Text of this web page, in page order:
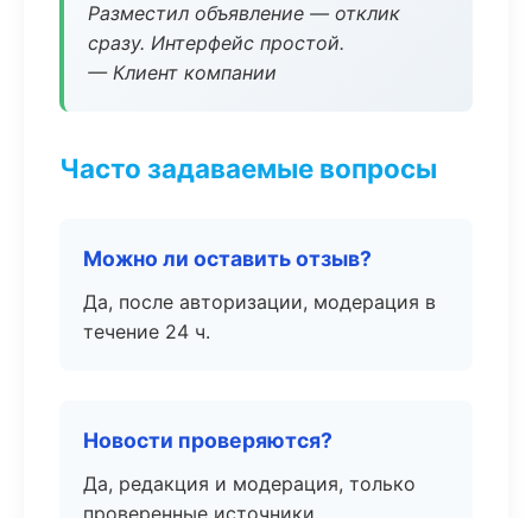
Разместил объявление — отклик
сразу. Интерфейс простой.
— Клиент компании
Часто задаваемые вопросы
Можно ли оставить отзыв?
Да, после авторизации, модерация в
течение 24 ч.
Новости проверяются?
Да, редакция и модерация, только
проверенные источники.